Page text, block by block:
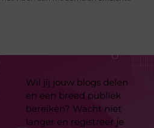
Wil jij jouw blogs delen
en een breed publiek
bereiken? Wacht niet
langer en registreer je